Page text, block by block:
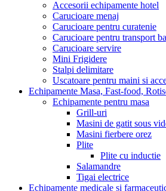
Accesorii echipamente hotel
Carucioare menaj
Carucioare pentru curatenie
Carucioare pentru transport
Carucioare servire
Mini Frigidere
Stalpi delimitare
Uscatoare pentru maini si
Echipamente Masa, Fast-food,
Echipamente pentru masa
Grill-uri
Masini de gatit sous
Masini fierbere orez
Plite
Plite cu inductie
Salamandre
Tigai electrice
Echipamente medicale si